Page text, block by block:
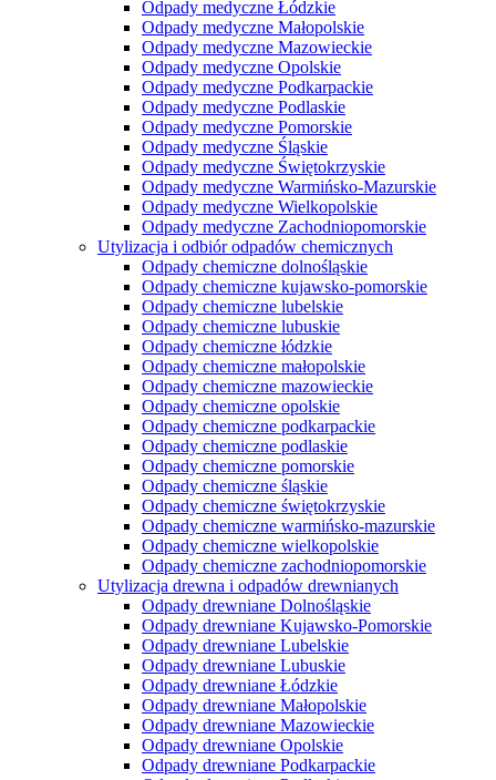
Odpady medyczne Łódzkie
Odpady medyczne Małopolskie
Odpady medyczne Mazowieckie
Odpady medyczne Opolskie
Odpady medyczne Podkarpackie
Odpady medyczne Podlaskie
Odpady medyczne Pomorskie
Odpady medyczne Śląskie
Odpady medyczne Świętokrzyskie
Odpady medyczne Warmińsko-Mazurskie
Odpady medyczne Wielkopolskie
Odpady medyczne Zachodniopomorskie
Utylizacja i odbiór odpadów chemicznych
Odpady chemiczne dolnośląskie
Odpady chemiczne kujawsko-pomorskie
Odpady chemiczne lubelskie
Odpady chemiczne lubuskie
Odpady chemiczne łódzkie
Odpady chemiczne małopolskie
Odpady chemiczne mazowieckie
Odpady chemiczne opolskie
Odpady chemiczne podkarpackie
Odpady chemiczne podlaskie
Odpady chemiczne pomorskie
Odpady chemiczne śląskie
Odpady chemiczne świętokrzyskie
Odpady chemiczne warmińsko-mazurskie
Odpady chemiczne wielkopolskie
Odpady chemiczne zachodniopomorskie
Utylizacja drewna i odpadów drewnianych
Odpady drewniane Dolnośląskie
Odpady drewniane Kujawsko-Pomorskie
Odpady drewniane Lubelskie
Odpady drewniane Lubuskie
Odpady drewniane Łódzkie
Odpady drewniane Małopolskie
Odpady drewniane Mazowieckie
Odpady drewniane Opolskie
Odpady drewniane Podkarpackie